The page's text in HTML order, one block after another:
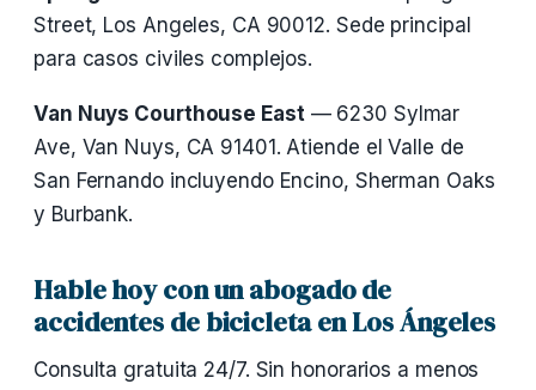
Street, Los Angeles, CA 90012. Sede principal
para casos civiles complejos.
Van Nuys Courthouse East— 6230 Sylmar
Ave, Van Nuys, CA 91401. Atiende el Valle de
San Fernando incluyendo Encino, Sherman Oaks
y Burbank.
Hable hoy con un abogado de
accidentes de bicicleta en Los Ángeles
Consulta gratuita 24/7. Sin honorarios a menos